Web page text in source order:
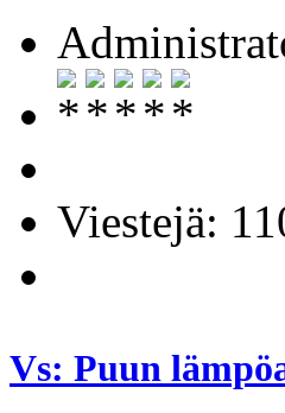
Viestejä:
Vs: Puun